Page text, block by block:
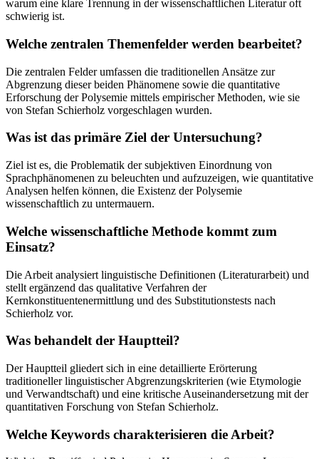
warum eine klare Trennung in der wissenschaftlichen Literatur oft
schwierig ist.
Welche zentralen Themenfelder werden bearbeitet?
Die zentralen Felder umfassen die traditionellen Ansätze zur
Abgrenzung dieser beiden Phänomene sowie die quantitative
Erforschung der Polysemie mittels empirischer Methoden, wie sie
von Stefan Schierholz vorgeschlagen wurden.
Was ist das primäre Ziel der Untersuchung?
Ziel ist es, die Problematik der subjektiven Einordnung von
Sprachphänomenen zu beleuchten und aufzuzeigen, wie quantitative
Analysen helfen können, die Existenz der Polysemie
wissenschaftlich zu untermauern.
Welche wissenschaftliche Methode kommt zum
Einsatz?
Die Arbeit analysiert linguistische Definitionen (Literaturarbeit) und
stellt ergänzend das qualitative Verfahren der
Kernkonstituentenermittlung und des Substitutionstests nach
Schierholz vor.
Was behandelt der Hauptteil?
Der Hauptteil gliedert sich in eine detaillierte Erörterung
traditioneller linguistischer Abgrenzungskriterien (wie Etymologie
und Verwandtschaft) und eine kritische Auseinandersetzung mit der
quantitativen Forschung von Stefan Schierholz.
Welche Keywords charakterisieren die Arbeit?